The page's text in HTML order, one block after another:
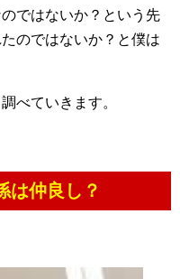
ではないか？という先
のではないか？と僕は
べていきます。
は仲良し？